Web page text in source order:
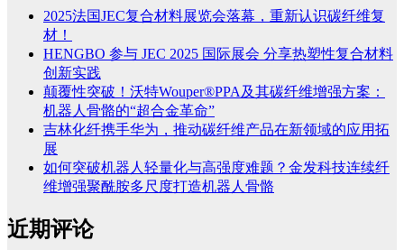
2025法国JEC复合材料展览会落幕，重新认识碳纤维复
材！
HENGBO 参与 JEC 2025 国际展会 分享热塑性复合材料
创新实践
颠覆性突破！沃特Wouper®PPA及其碳纤维增强方案：
机器人骨骼的“超合金革命”
吉林化纤携手华为，推动碳纤维产品在新领域的应用拓
展
如何突破机器人轻量化与高强度难题？金发科技连续纤
维增强聚酰胺多尺度打造机器人骨骼
近期评论